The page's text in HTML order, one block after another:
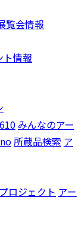
覧会情報
ト情報
みんなのアー
所蔵品検索 ア
ロジェクト アー